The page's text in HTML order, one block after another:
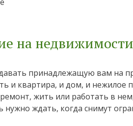
на недвижимости
принадлежащую вам на
и квартира, и дом, и нежилое
жить или работать в
ждать, когда снимут